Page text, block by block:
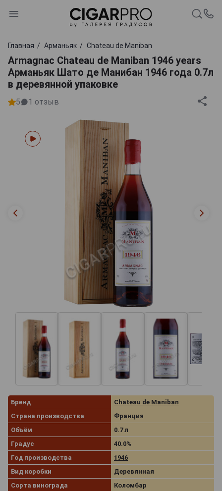
Главная Арманьяк Chateau de Maniban
Armagnac Chateau de Maniban 1946 years
Арманьяк Шато де Манибан 1946 года 0.7л
в деревянной упаковке
5 1 отзыв
Бренд
Chateau de Maniban
Страна производства
Франция
Объём
0.7 л
Градус
40.0%
Год производства
1946
Вид коробки
Деревянная
Сорта винограда
Коломбар